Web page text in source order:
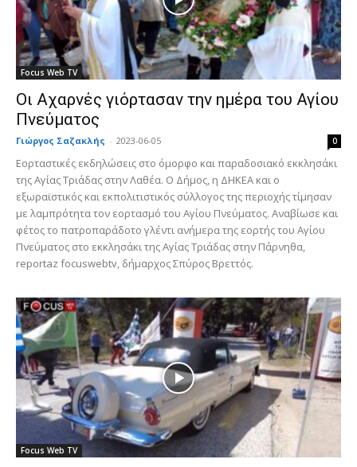
Focus Web TV
Οι Αχαρνές γιόρτασαν την ημέρα του Αγίου
Πνεύματος
Γιώργος Σαζακλής - 2023-06-05 0
Εορταστικές εκδηλώσεις στο όμορφο και παραδοσιακό εκκλησάκι
της Αγίας Τριάδας στην Λαθέα. Ο Δήμος, η ΔΗΚΕΑ και ο
εξωραϊστικός και εκπολιτιστικός σύλλογος της περιοχής τίμησαν
με λαμπρότητα τον εορτασμό του Αγίου Πνεύματος. Αναβίωσε και
φέτος το πατροπαράδοτο γλέντι ανήμερα της εορτής του Αγίου
Πνεύματος στο εκκλησάκι της Αγίας Τριάδας στην Πάρνηθα,
reportaz focuswebtv, δήμαρχος Σπύρος Βρεττός.
Focus Web TV